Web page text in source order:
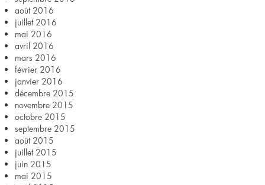
août 2016
juillet 2016
mai 2016
avril 2016
mars 2016
février 2016
janvier 2016
décembre 2015
novembre 2015
octobre 2015
septembre 2015
août 2015
juillet 2015
juin 2015
mai 2015